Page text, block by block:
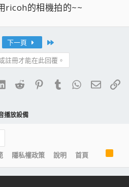
ricoh的相機拍的~~
下一頁
註冊才能在此回覆。
LinkedIn
Reddit PinterestTumblrWhatsApp
電子
播放設備
隱私權政策 說明 首頁
S